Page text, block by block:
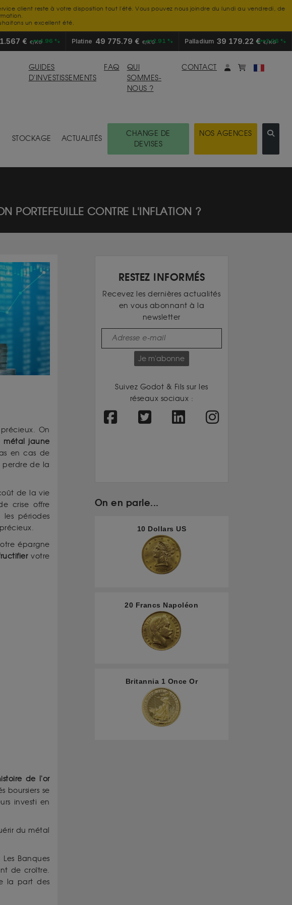
client reste à votre disposition tout l'été. Vous pouvez nous joindre du lundi au vendredi, de
un excellent été.
€ €/KG+4.96 % Platine 49 775.79 € €/KG+2.91 % Palladium 39 179.22 €€/KG
+2.06 %
GUIDES
D'INVESTISSEMENTS
FAQ
QUI
SOMMES-
NOUS ?
CONTACT Mon compte
monpanier
STOCKAGE ACTUALITÉS
CHANGE DE
DEVISES
NOS AGENCES
PORTEFEUILLE CONTRE L'INFLATION ?
On
métal jaune
en cas de
perdre de la
de la vie
crise offre
périodes
épargne
votre
de l'or
boursiers se
investi en
du métal
Banques
de croître.
la part des
RESTEZ INFORMÉS
Recevez les dernières actualités
en vous abonnant à la
newsletter
Je m'abonne
Suivez Godot & Fils sur les
réseaux sociaux :
On en parle...
10 Dollars US
20 Francs Napoléon
Britannia 1 Once Or